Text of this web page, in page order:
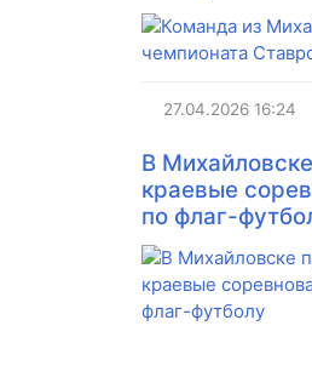
27.04.2026 16:24
В
краевые
по флаг-